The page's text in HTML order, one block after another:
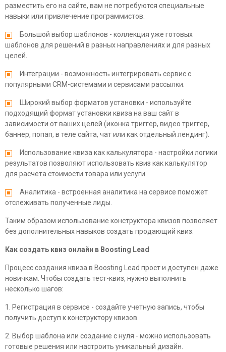
разместить его на сайте, вам не потребуются специальные
навыки или привлечение программистов.
Большой выбор шаблонов - коллекция уже готовых
шаблонов для решений в разных направлениях и для разных
целей.
Интеграции - возможность интегрировать сервис с
популярными CRM-системами и сервисами рассылки.
Широкий выбор форматов установки - используйте
подходящий формат установки квиза на ваш сайт в
зависимости от ваших целей (иконка триггер, видео триггер,
баннер, попап, в теле сайта, чат или как отдельный лендинг).
Использование квиза как калькулятора - настройки логики
результатов позволяют использовать квиз как калькулятор
для расчета стоимости товара или услуги.
Аналитика - встроенная аналитика на сервисе поможет
отслеживать полученные лиды.
Таким образом использование конструктора квизов позволяет
без дополнительных навыков создать продающий квиз.
Как создать квиз онлайн в Boosting Lead
Процесс создания квиза в Boosting Lead прост и доступен даже
новичкам. Чтобы создать тест-квиз, нужно выполнить
несколько шагов:
Регистрация в сервисе - создайте учетную запись, чтобы
получить доступ к конструктору квизов.
Выбор шаблона или создание с нуля - можно использовать
готовые решения или настроить уникальный дизайн.